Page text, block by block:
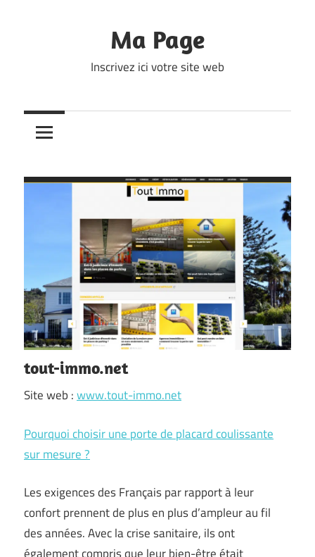
Ma Page
Inscrivez ici votre site web
tout-immo.net
Site web :www.tout-immo.net
Pourquoi choisir une porte de placard coulissante
sur mesure ?
Les exigences des Français par rapport à leur
confort prennent de plus en plus d’ampleur au fil
des années. Avec la crise sanitaire, ils ont